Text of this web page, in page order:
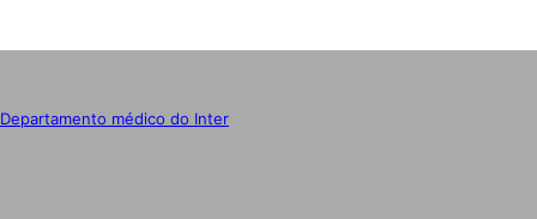
Departamento médico do Inter